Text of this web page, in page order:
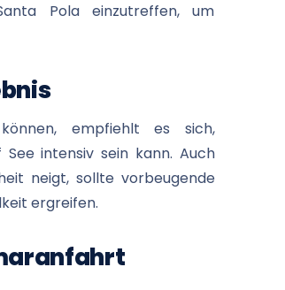
Pola einzutreffen, um
empfiehlt es sich,
intensiv sein kann. Auch
neigt, sollte vorbeugende
ergreifen.